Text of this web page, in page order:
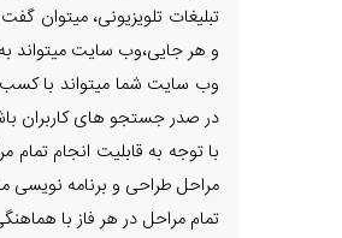
تبلیغات تلویزیونی، میتوان
و هر جایی،وب سایت میتواند به
وب سایت شما میتواند با کسب
در صدر جستجو های کاربران
با توجه به قابلیت انجام
مراحل طراحی و برنامه نویسی
تمام مراحل در هر فاز با